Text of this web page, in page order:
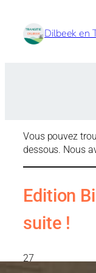
contenu Dilbeek en
Vous pouvez
dessous. Nous
Edition
suite !
27